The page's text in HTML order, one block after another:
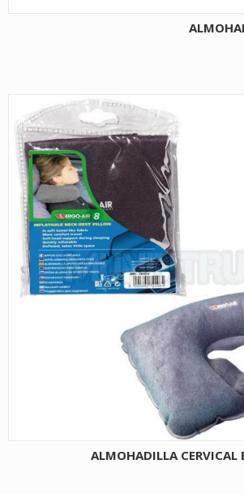
ALMOHADILLA CERVICAL